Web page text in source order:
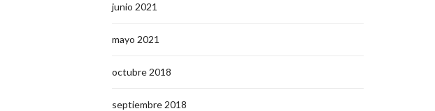
junio 2021
mayo 2021
octubre 2018
septiembre 2018